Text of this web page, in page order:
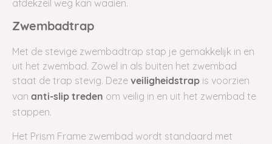
afdekzeil weg kan waaien.
Zwembadtrap
Met de stevige zwembadtrap stap je gemakkelijk in en
uit het zwembad. Zowel in als buiten het zwembad
staat de trap stevig. Deze veiligheidstrap is voorzien
van anti-slip treden om veilig in en uit het zwembad te
stappen.
Het Prism Frame zwembad wordt standaard met